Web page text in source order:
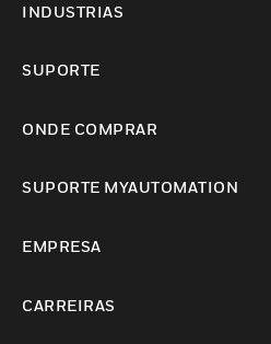
INDUSTRIAS
SUPORTE
ONDE COMPRAR
SUPORTE MYAUTOMATION
EMPRESA
CARREIRAS